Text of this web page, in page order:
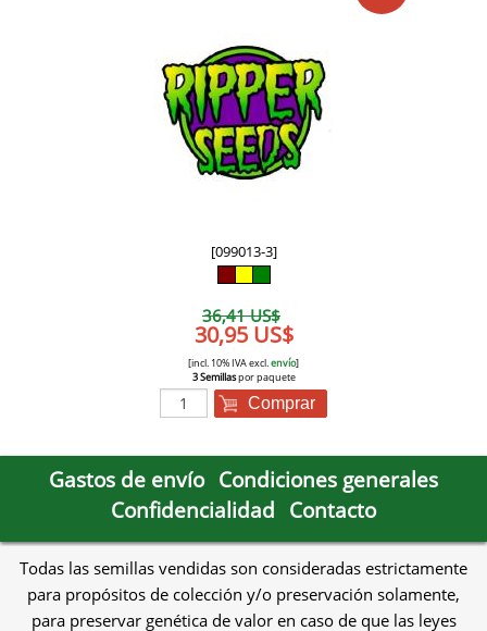
[099013-3]
36,41 US$
30,95 US$
[incl. 10% IVA excl.envío]
3 Semillaspor paquete
Comprar
Gastos de envío Condiciones generales
Confidencialidad Contacto
Todas las semillas vendidas son consideradas estrictamente
para propósitos de colección y/o preservación solamente,
para preservar genética de valor en caso de que las leyes